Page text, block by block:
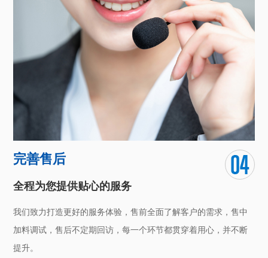
完善售后
全程为您提供贴心的服务
我们致力打造更好的服务体验，售前全面了解客户的需求，售中
加料调试，售后不定期回访，每一个环节都贯穿着用心，并不断
提升。